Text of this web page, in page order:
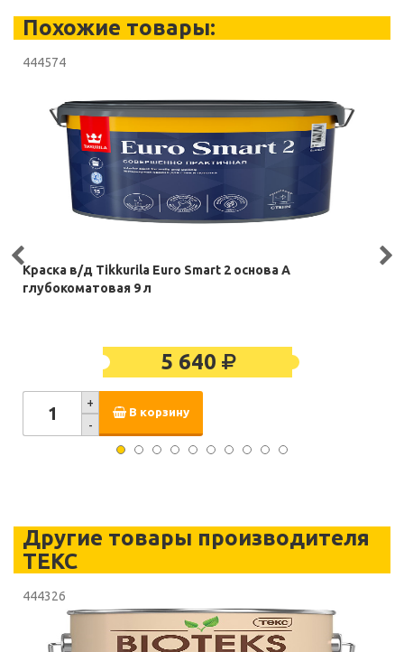
Похожие товары:
444574
Краска в/д Tikkurila Euro Smart 2 основа A
глубокоматовая 9 л
5 640
+
-
В корзину
Другие товары производителя
ТЕКС
444326